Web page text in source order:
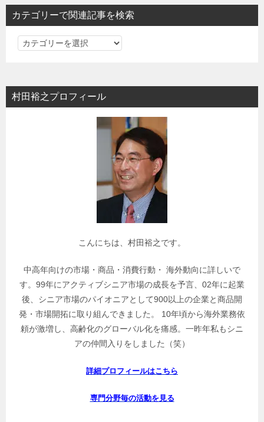
ョ
ン
カテゴリーで関連記事を検索
カ
リ
ー
村田裕之プロフィール
こんにちは、村田裕之です。
中高年向けの市場・商品・消費行動・ 海外動向に詳しいで
す。99年にアクティブシニア市場の成長を予言、02年に起業
後、シニア市場のパイオニアとして900以上の企業と商品開
発・市場開拓に取り組んできました。 10年頃から海外業務依
頼が激増し、高齢化のグローバル化を痛感。一昨年私もシニ
アの仲間入りをしました（笑）
詳細プロフィールはこちら
専門分野毎の活動を見る